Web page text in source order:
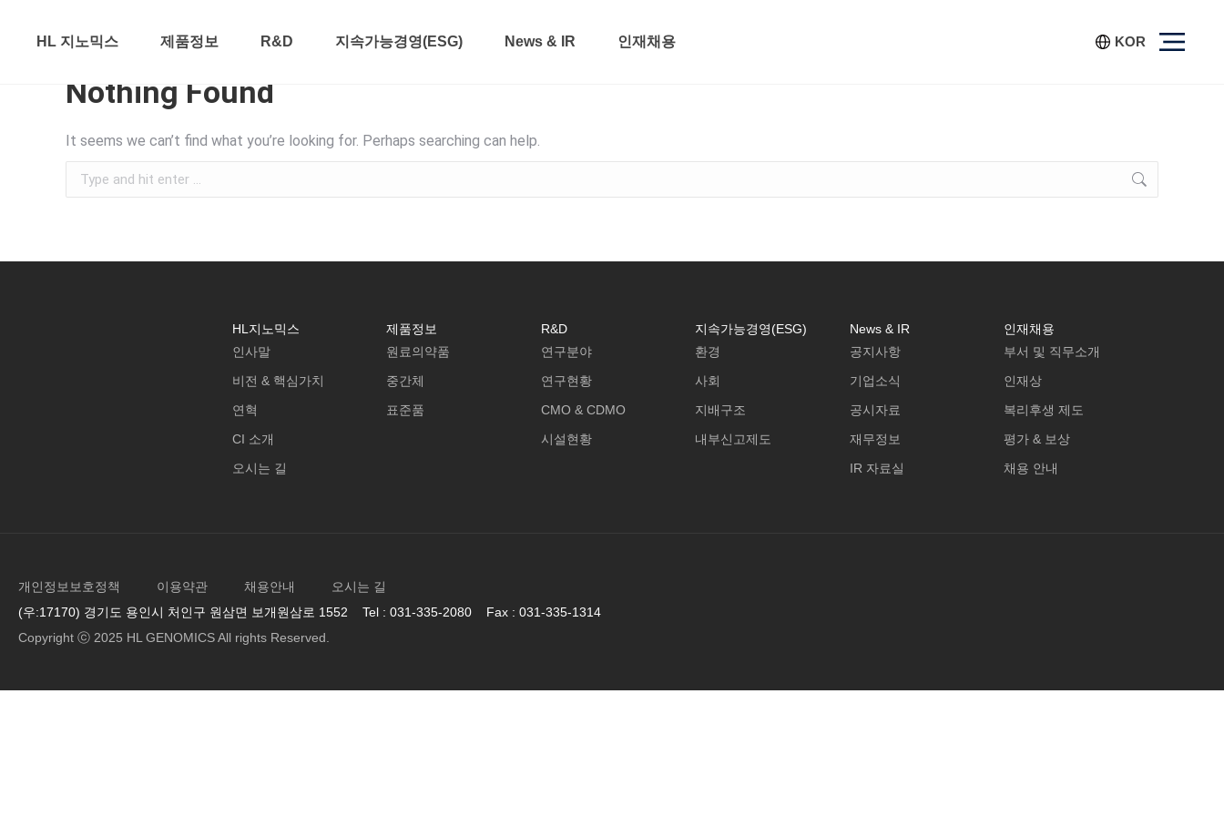
HL 지노믹스 제품정보 R&D 지속가능경영(ESG) News & IR 인재채용 KOR
Nothing Found
It seems we can’t find what you’re looking for. Perhaps searching can help.
HL지노믹스
인사말
비전 & 핵심가치
연혁
CI 소개
오시는 길
제품정보
원료의약품
중간체
표준품
R&D
연구분야
연구현황
CMO & CDMO
시설현황
지속가능경영(ESG)
환경
사회
지배구조
내부신고제도
News & IR
공지사항
기업소식
공시자료
재무정보
IR 자료실
인재채용
부서 및 직무소개
인재상
복리후생 제도
평가 & 보상
채용 안내
개인정보보호정책 이용약관 채용안내
오시는 길
(우:17170) 경기도 용인시 처인구 원삼면 보개원삼로 1552 Tel : 031-335-2080 Fax : 031-335-1314
Copyright ⓒ 2025 HL GENOMICS All rights Reserved.